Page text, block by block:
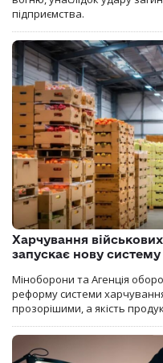
підприємства.
Харчування
запускає нову систему
Міноборони та Агенція
реформу системи
прозорішими, а якість